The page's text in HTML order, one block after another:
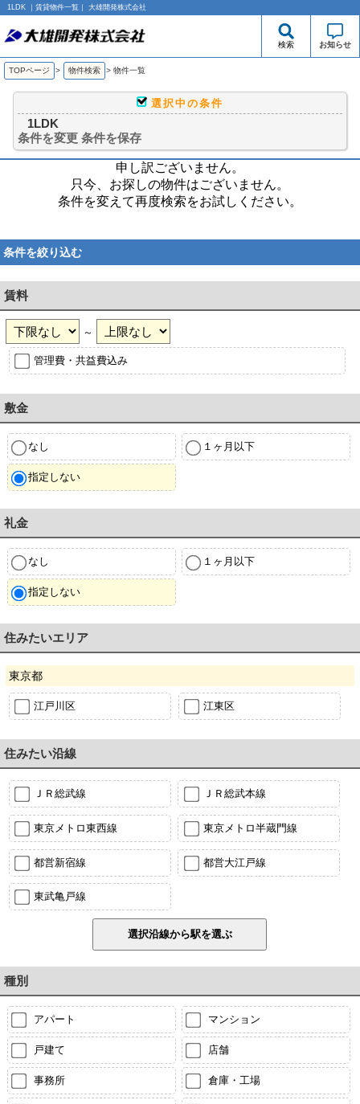
1LDK ｜賃貸物件一覧｜ 大雄開発株式会社
検索 お知らせ
TOPページ > 物件検索 > 物件一覧
選択中の条件
1LDK
条件を変更 条件を保存
申し訳ございません。
只今、お探しの物件はございません。
条件を変えて再度検索をお試しください。
条件を絞り込む
賃料
～
管理費・共益費込み
敷金
なし １ヶ月以下
指定しない
礼金
なし １ヶ月以下
指定しない
住みたいエリア
東京都
江戸川区 江東区
住みたい沿線
ＪＲ総武線 ＪＲ総武本線
東京メトロ東西線 東京メトロ半蔵門線
都営新宿線 都営大江戸線
東武亀戸線
種別
アパート マンション
戸建て 店舗
事務所 倉庫・工場